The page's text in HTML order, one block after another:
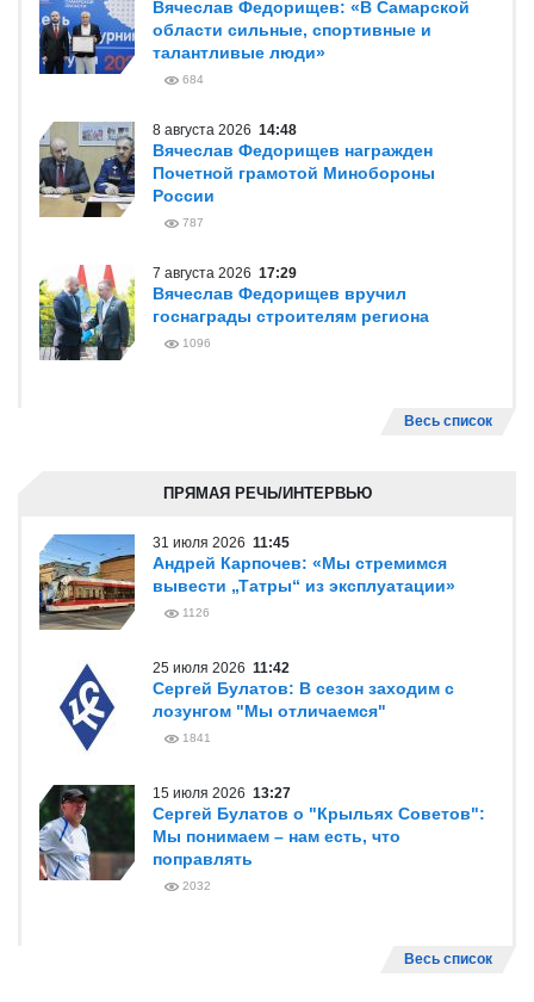
Вячеслав Федорищев: «В Самарской
области сильные, спортивные и
талантливые люди»
684
8 августа 2026 14:48
Вячеслав Федорищев награжден
Почетной грамотой Минобороны
России
787
7 августа 2026 17:29
Вячеслав Федорищев вручил
госнаграды строителям региона
1096
Весь список
ПРЯМАЯ РЕЧЬ/ИНТЕРВЬЮ
31 июля 2026 11:45
Андрей Карпочев: «Мы стремимся
вывести „Татры“ из эксплуатации»
1126
25 июля 2026 11:42
Сергей Булатов: В сезон заходим с
лозунгом "Мы отличаемся"
1841
15 июля 2026 13:27
Сергей Булатов о "Крыльях Советов":
Мы понимаем – нам есть, что
поправлять
2032
Весь список